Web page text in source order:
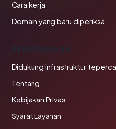
Cara kerja
Domain yang baru diperiksa
PERUSAHAAN
Didukung infrastruktur
Tentang
Kebijakan Privasi
Syarat Layanan